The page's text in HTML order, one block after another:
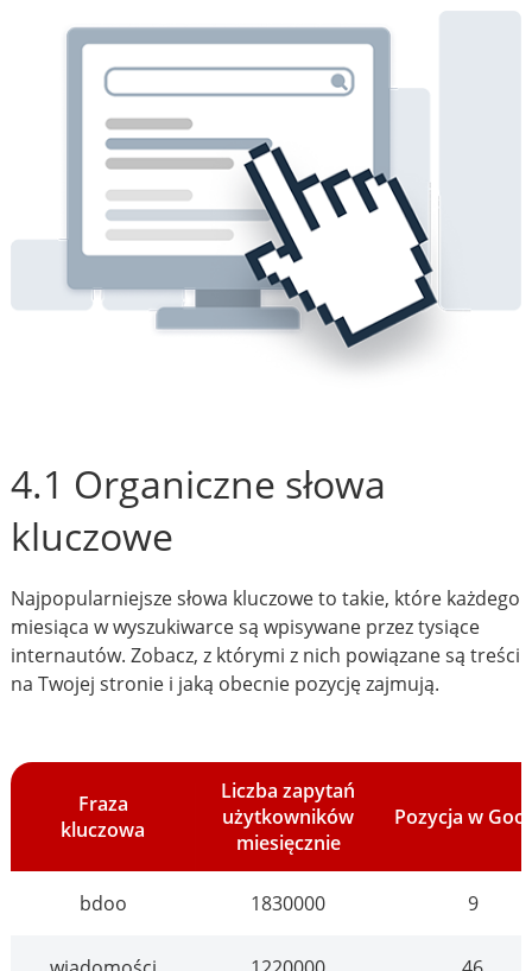
4.1 Organiczne słowa
kluczowe
Najpopularniejsze słowa kluczowe to takie, które każdego
miesiąca w wyszukiwarce są wpisywane przez tysiące
internautów. Zobacz, z którymi z nich powiązane są treści
na Twojej stronie i jaką obecnie pozycję zajmują.
Fraza
kluczowa
Liczba zapytań
użytkowników
miesięcznie
Pozycja w
bdoo 1830000 9